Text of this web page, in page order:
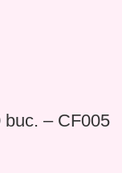
– CF005